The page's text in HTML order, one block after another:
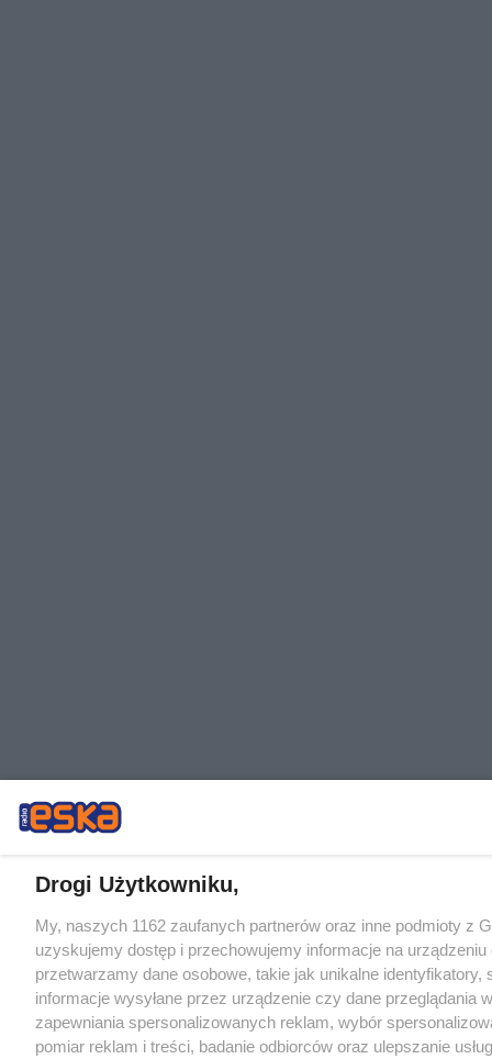
Drogi Użytkowniku,
My, naszych 1162 zaufanych partnerów oraz inne podmioty z
uzyskujemy dostęp i przechowujemy informacje na urządzeniu
przetwarzamy dane osobowe, takie jak unikalne identyfikatory,
informacje wysyłane przez urządzenie czy dane przeglądania
zapewniania spersonalizowanych reklam, wybór
pomiar reklam i treści, badanie odbiorców oraz ulepszanie